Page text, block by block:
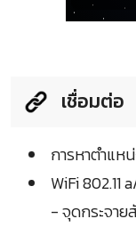
เชื่อมต่อ
การหาตำแห
WiFi
- จุดกระจา